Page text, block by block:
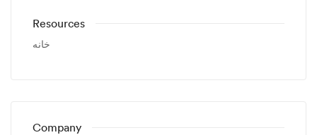
Resources
خانه
Company